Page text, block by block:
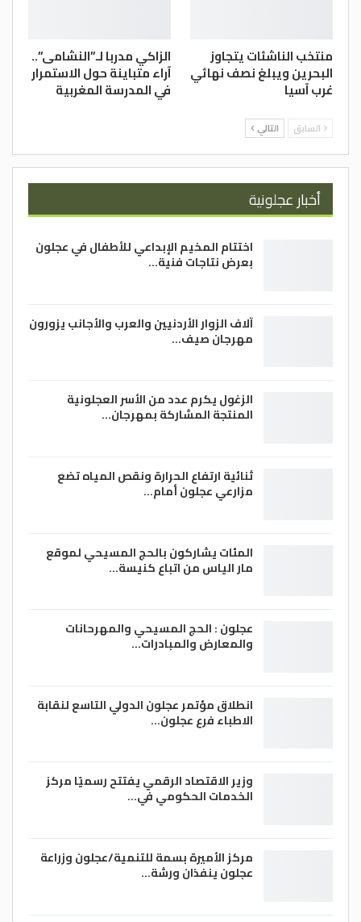
منتخب الناشئات يتجاوز
البحرين ويبلغ نصف نهائي
غرب آسيا
الزاكي مدربا لـ”النشامى”..
آراء متباينة حول الاستمرار
في المدرسة المغربية
السابق التالي
أخبار عجلونية
اختتام المخيم الإبداعي للأطفال في عجلون
بعرض نتاجات فنية…
آلاف الزوار الأردنيين والعرب والأجانب يزورون
مهرجان صيف…
الزغول يكرم عدد من الأسر العجلونية
المنتجة المشاركة بمهرجان…
ثنائية ارتفاع الحرارة ونقص المياه تضع
مزارعي عجلون أمام…
المئات يشاركون بالحج المسيحي لموقع
مار الياس من اتباع كنيسة…
عجلون : الحج المسيحي والمهرحانات
والمعارض والمبادرات…
انطلاق مؤتمر عجلون الدولي التاسع لنقابة
الاطباء فرع عجلون…
وزير الاقتصاد الرقمي يفتتح رسميًا مركز
الخدمات الحكومي في…
مركز الأميرة بسمة للتنمية/عجلون وزراعة
عجلون ينفذان ورشة…